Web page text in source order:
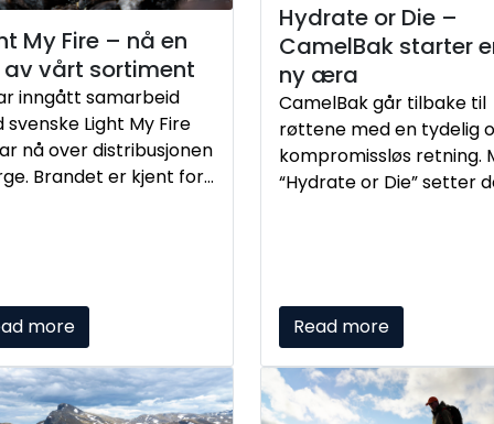
My Fire – nå en
av vårt sortiment
inngått samarbeid
svenske Light My Fire
nå over distribusjonen
Brandet er kjent for
i skjæringspunktet
friluftsliv og
more
Hydrate or Die –
CamelBak starter
ny æra
CamelBak går tilbake til
røttene med en tydelig
kompromissløs retning.
“Hydrate or Die” setter
nye identiteten lansert
tilgjengelig i Norge.
Read more